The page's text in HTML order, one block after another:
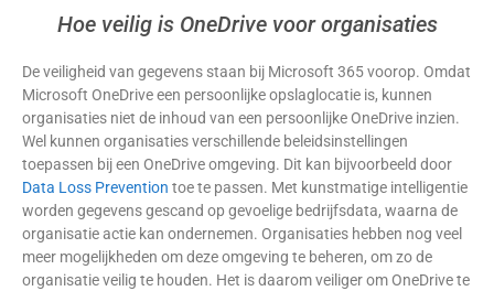
Hoe veilig is OneDrive voor organisaties
De veiligheid van gegevens staan bij Microsoft 365 voorop. Omdat
Microsoft OneDrive een persoonlijke opslaglocatie is, kunnen
organisaties niet de inhoud van een persoonlijke OneDrive inzien.
Wel kunnen organisaties verschillende beleidsinstellingen
toepassen bij een OneDrive omgeving. Dit kan bijvoorbeeld door
Data Loss Prevention toe te passen. Met kunstmatige intelligentie
worden gegevens gescand op gevoelige bedrijfsdata, waarna de
organisatie actie kan ondernemen. Organisaties hebben nog veel
meer mogelijkheden om deze omgeving te beheren, om zo de
organisatie veilig te houden. Het is daarom veiliger om OneDrive te